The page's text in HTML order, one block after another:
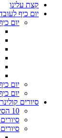
קצת עלינו
יום כיף
יום
יום
יום
סיורים
10 הסיורים הקולינריים המומלצים